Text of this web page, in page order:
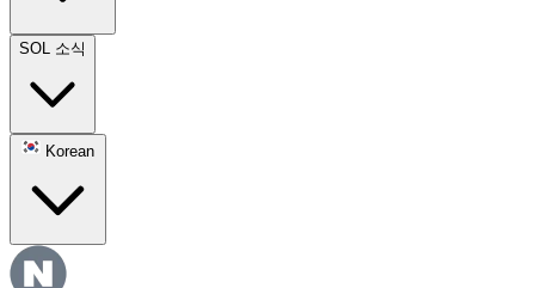
SOL 소식
Korean